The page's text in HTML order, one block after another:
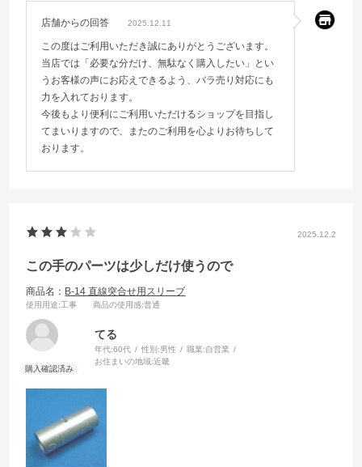
店舗からの回答 2025.12.11
この度はご利用いただき誠にありがとうございます。
当店では「必要な分だけ、無駄なく購入したい」とい
うお客様の声にお応えできるよう、バラ売り対応にも
力を入れております。
今後もより便利にご利用いただけるショップを目指し
てまいりますので、またのご利用を心よりお待ちして
おります。
2025.12.2
この手のパーツは少しだけ使うので
商品名： B-14 直線突合せ用スリーブ
使用用途:工事 商品の使用感:普通
てる
年代:60代 性別:男性 職業:自営業
お住まいの地域:近畿